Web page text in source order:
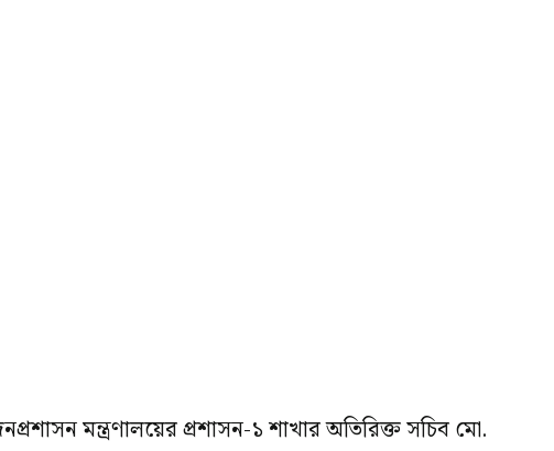
মন্ত্রণালয়ের প্রশাসন-১ শাখার অতিরিক্ত সচিব মো.